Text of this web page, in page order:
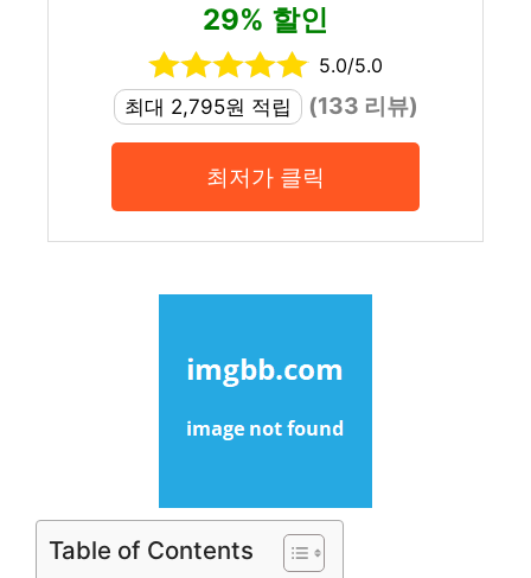
29% 할인
5.0/5.0
최대 2,795원 적립
(133 리뷰)
최저가 클릭
Table of Contents